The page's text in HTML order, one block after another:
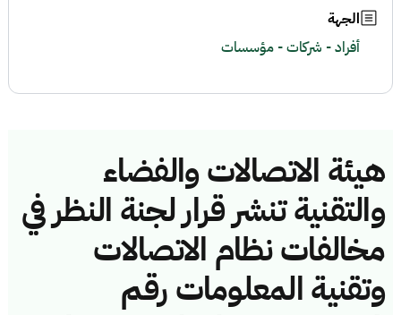
هيئة الاتصالات والفضاء
والتقنية تنشر قرار لجنة النظر في
مخالفات نظام الاتصالات
وتقنية المعلومات رقم
الجهة
أفراد - شركات - مؤسسات